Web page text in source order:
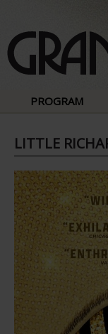
PROGRAM
LITTLE